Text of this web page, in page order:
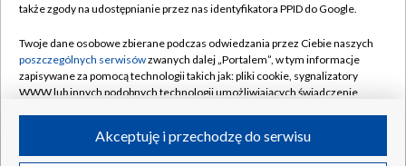
Rada Programowa
System NOS
Informacje o nadawcy
Program dla prasy
Kontakt
Kanały
©2026 Telewizja Polska S.A. w likwidacji
także zgody na udostępnianie przez nas identyfikatora PPID do Google.
Twoje dane osobowe zbierane podczas odwiedzania przez Ciebie naszych
poszczególnych serwisówzwanych dalej „Portalem”, w tym informacje
zapisywane za pomocą technologii takich jak: pliki cookie, sygnalizatory
WWW lub innych podobnych technologii umożliwiających świadczenie
ruchu w Internecie.Akceptuję i przechodzę do serwisu